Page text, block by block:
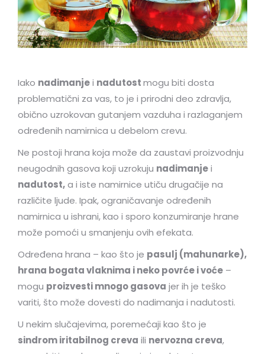
Iako nadimanjei nadutostmogu biti dosta
problematični za vas, to je i prirodni deo zdravlja,
obično uzrokovan gutanjem vazduha i razlaganjem
određenih namirnica u debelom crevu.
Ne postoji hrana koja može da zaustavi proizvodnju
neugodnih gasova koji uzrokuju nadimanjei
nadutost,a i iste namirnice utiču drugačije na
različite ljude. Ipak, ograničavanje određenih
namirnica u ishrani, kao i sporo konzumiranje hrane
može pomoći u smanjenju ovih efekata.
Određena hrana – kao što je pasulj (mahunarke),
hrana bogata vlaknima i neko povrće i voće –
mogu proizvesti mnogo gasova jer ih je teško
variti, što može dovesti do nadimanja i nadutosti.
U nekim slučajevima, poremećaji kao što je
sindrom iritabilnog creva ili nervozna creva,